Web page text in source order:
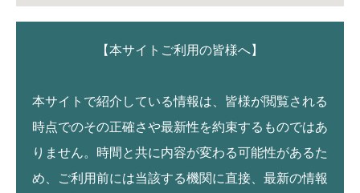
【本サイトご利用の皆様へ】
本サイトで紹介している情報は、皆様が閲覧される
時点でのその正確さや最新性を約束するものではあ
りません。時間と共に内容が変わる可能性があるた
め、ご利用前には当該する機関に直接、最新の情報